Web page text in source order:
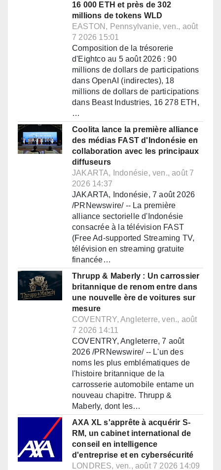
16 000 ETH et près de 302
millions de tokens WLD
EASTON, Pennsylvanie, ven., août
7 2026 15:01
Composition de la trésorerie
d'Eightco au 5 août 2026 : 90
millions de dollars de participations
dans OpenAI (indirectes), 18
millions de dollars de participations
dans Beast Industries, 16 278 ETH,
…
Coolita lance la première alliance
des médias FAST d'Indonésie en
collaboration avec les principaux
diffuseurs
JAKARTA, Indonésie, ven., août 7
2026 14:37
JAKARTA, Indonésie, 7 août 2026
/PRNewswire/ -- La première
alliance sectorielle d'Indonésie
consacrée à la télévision FAST
(Free Ad-supported Streaming TV,
télévision en streaming gratuite
financée…
Thrupp & Maberly : Un carrossier
britannique de renom entre dans
une nouvelle ère de voitures sur
mesure
COVENTRY, Angleterre, ven., août
7 2026 14:11
COVENTRY, Angleterre, 7 août
2026 /PRNewswire/ -- L'un des
noms les plus emblématiques de
l'histoire britannique de la
carrosserie automobile entame un
nouveau chapitre. Thrupp &
Maberly, dont les…
AXA XL s'apprête à acquérir S-
RM, un cabinet international de
conseil en intelligence
d'entreprise et en cybersécurité
LONDRES, ven., août 7 2026 14:09